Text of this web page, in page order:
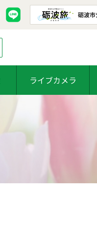
ライブカメラ